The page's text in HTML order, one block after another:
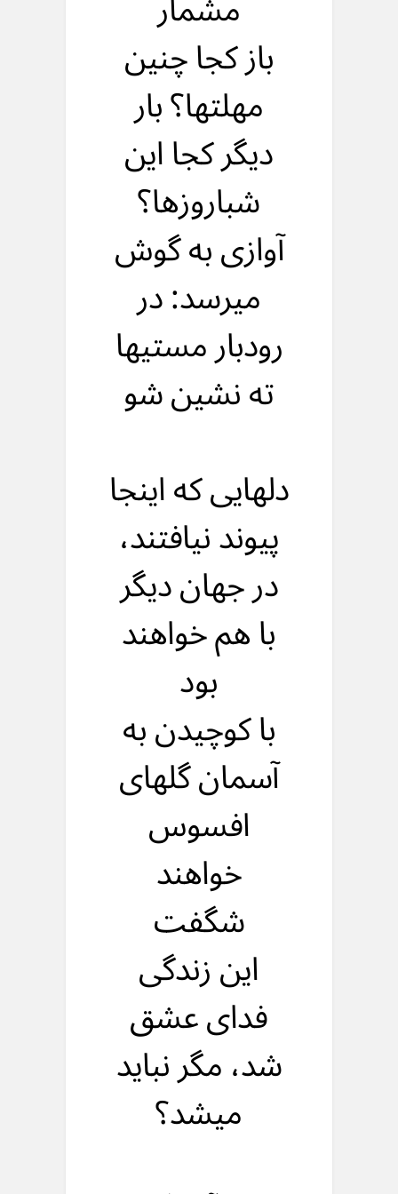
باز کجا چنین
مهلتها؟ بار
دیگر کجا این
شباروزها؟
آوازی به گوش
میرسد: در
رودبار مستیها
ته نشین شو
دلهایی که اینجا
پیوند نیافتند،
در جهان دیگر
با هم خواهند
بود
با کوچیدن به
آسمان گلهای
افسوس
خواهند
شگفت
این زندگی
فدای عشق
شد، مگر نباید
میشد؟